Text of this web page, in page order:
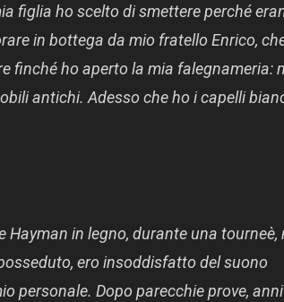
figlia ho scelto di smettere perché
in bottega da mio fratello Enrico,
finché ho aperto la mia falegnameria:
antichi. Adesso che ho i capelli
in legno, durante una tourneè,
ero insoddisfatto del suono
personale. Dopo parecchie prove,